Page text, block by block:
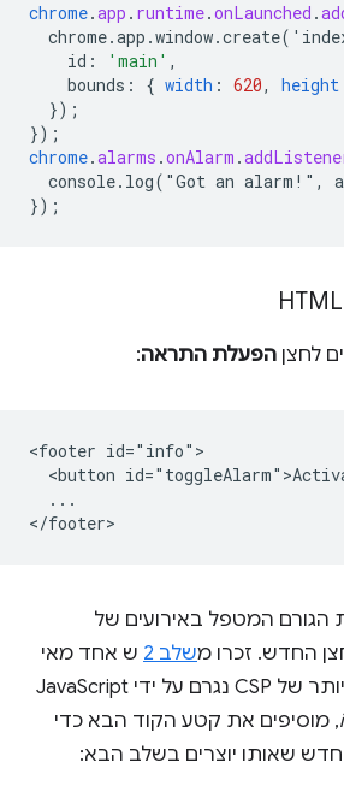
chrome.app . runtime.onLaunched .
id : 'main' ,
bounds : { width : 620, height
});
});
chrome.alarms .onAlarm .
console.log("Got an alarm!",
});
לחצן הפעלת התראה:
<footer id="info">
<button
  ...
הגורם המטפל באירועים של
שלב 2
ש אחד מאי
התאימות הנפוצים ביותר של CSP נגרם על ידי JavaScript
, מוסיפים את קטע הקוד הבא כדי
חדש שאותו יוצרים בשלב הבא: